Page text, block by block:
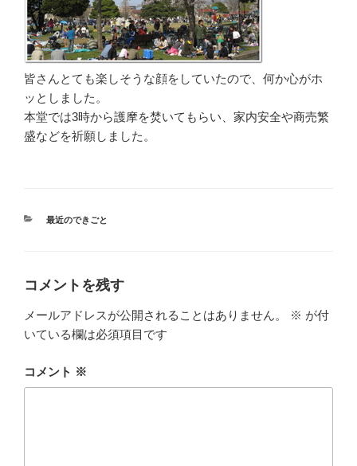
皆さんとても楽しそうな顔をしていたので、何か心がホ
ッとしました。
本堂では3時から護摩を焚いてもらい、家内安全や商売繁
盛などを祈願しました。
カ
最近のできごと
コメントを残す
メールアドレスが公開されることはありません。 ※ が付
いている欄は必須項目です
コメント ※